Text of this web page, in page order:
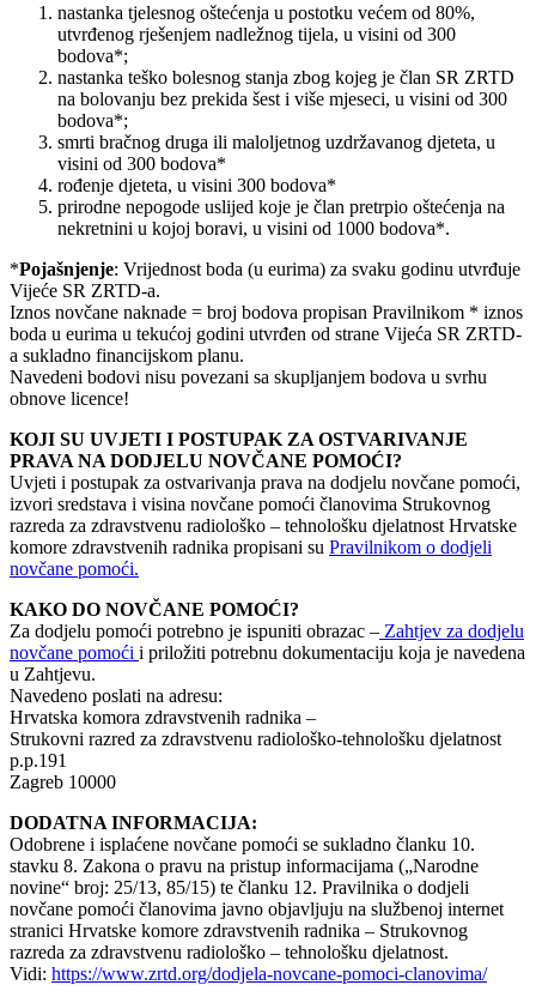
nastanka tjelesnog oštećenja u postotku većem od 80%,
utvrđenog rješenjem nadležnog tijela, u visini od 300
bodova*;
nastanka teško bolesnog stanja zbog kojeg je član SR ZRTD
na bolovanju bez prekida šest i više mjeseci, u visini od 300
bodova*;
smrti bračnog druga ili maloljetnog uzdržavanog djeteta, u
visini od 300 bodova*
rođenje djeteta, u visini 300 bodova*
prirodne nepogode uslijed koje je član pretrpio oštećenja na
nekretnini u kojoj boravi, u visini od 1000 bodova*.
*Pojašnjenje: Vrijednost boda (u eurima) za svaku godinu utvrđuje
Vijeće SR ZRTD-a.
Iznos novčane naknade = broj bodova propisan Pravilnikom * iznos
boda u eurima u tekućoj godini utvrđen od strane Vijeća SR ZRTD-
a sukladno financijskom planu.
Navedeni bodovi nisu povezani sa skupljanjem bodova u svrhu
obnove licence!
KOJI SU UVJETI I POSTUPAK ZA OSTVARIVANJE
PRAVA NA DODJELU NOVČANE POMOĆI?
Uvjeti i postupak za ostvarivanja prava na dodjelu novčane pomoći,
izvori sredstava i visina novčane pomoći članovima Strukovnog
razreda za zdravstvenu radiološko – tehnološku djelatnost Hrvatske
komore zdravstvenih radnika propisani su Pravilnikom o dodjeli
novčane pomoći.
KAKO DO NOVČANE POMOĆI?
Za dodjelu pomoći potrebno je ispuniti obrazac – Zahtjev za dodjelu
novčane pomoći i priložiti potrebnu dokumentaciju koja je navedena
u Zahtjevu.
Navedeno poslati na adresu:
Hrvatska komora zdravstvenih radnika –
Strukovni razred za zdravstvenu radiološko-tehnološku djelatnost
p.p.191
Zagreb 10000
DODATNA INFORMACIJA:
Odobrene i isplaćene novčane pomoći se sukladno članku 10.
stavku 8. Zakona o pravu na pristup informacijama („Narodne
novine“ broj: 25/13, 85/15) te članku 12. Pravilnika o dodjeli
novčane pomoći članovima javno objavljuju na službenoj internet
stranici Hrvatske komore zdravstvenih radnika – Strukovnog
razreda za zdravstvenu radiološko – tehnološku djelatnost.
Vidi: https://www.zrtd.org/dodjela-novcane-pomoci-clanovima/